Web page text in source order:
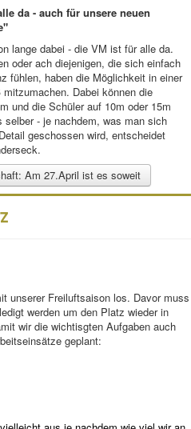
da - auch für unsere neuen
lange dabei - die VM ist für alle da.
oder ach diejenigen, die sich einfach
fühlen, haben die Möglichkeit in einer
Dabei können die
und die Schüler auf 10m oder 15m
- je nachdem, was man sich
geschossen wird, entscheidet
Am 27.April ist es soweit
unserer Freiluftsaison los. Davor muss
werden um den Platz wieder in
wir die wichtisgten Aufgaben auch
geplant: